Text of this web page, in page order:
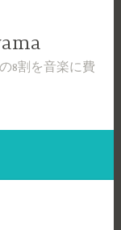
8割を音楽に費